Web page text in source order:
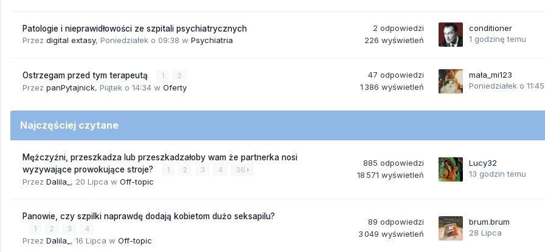
Patologie i nieprawidłowości ze szpitali psychiatrycznych
Przez digital extasy, Poniedziałek o 09:38 w Psychiatria
2 odpowiedzi
226 wyświetleń
conditioner
1 godzinę temu
Ostrzegam przed tym terapeutą 1 2
Przez panPytajnick, Piątek o 14:34 w Oferty
47 odpowiedzi
1 386 wyświetleń
mała_mi123
Poniedziałek o 11:45
Najczęściej czytane
Mężczyźni, przeszkadza lub przeszkadzałoby wam że partnerka nosi
wyzywające prowokujące stroje?
1 2 3 4 36
Przez Dalila_ , 20 Lipca w Off-topic
885 odpowiedzi
18 571 wyświetleń
Lucy32
13 godzin temu
Panowie, czy szpilki naprawdę dodają kobietom dużo seksapilu?
1 2 3 4
Przez Dalila_ , 16 Lipca w Off-topic
89 odpowiedzi
3 049 wyświetleń
brum.brum
28 Lipca